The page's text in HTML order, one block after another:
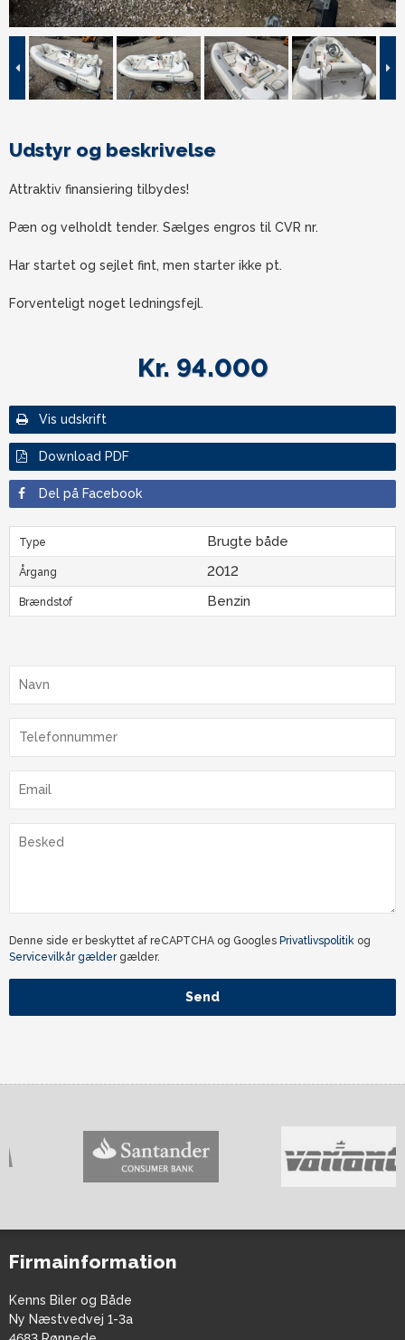
Udstyr og beskrivelse
Attraktiv finansiering tilbydes!
Pæn og velholdt tender. Sælges engros til CVR nr.
Har startet og sejlet fint, men starter ikke pt.
Forventeligt noget ledningsfejl.
Kr. 94.000
Vis udskrift
Download PDF
Del på Facebook
Type Brugte både
Årgang 2012
Brændstof Benzin
Denne side er beskyttet af reCAPTCHA og Googles Privatlivspolitik og
Servicevilkår gældergælder.
Send
Firmainformation
Kenns Biler og Både
Ny Næstvedvej 1-3a